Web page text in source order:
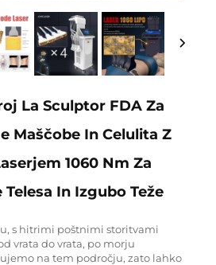
La Sculptor FDA Za
Maščobe In Celulita Z
1060 Nm Za
In Izgubo Teže
s hitrimi poštnimi storitvami
vrata do vrata, po morju
na tem področju, zato lahko